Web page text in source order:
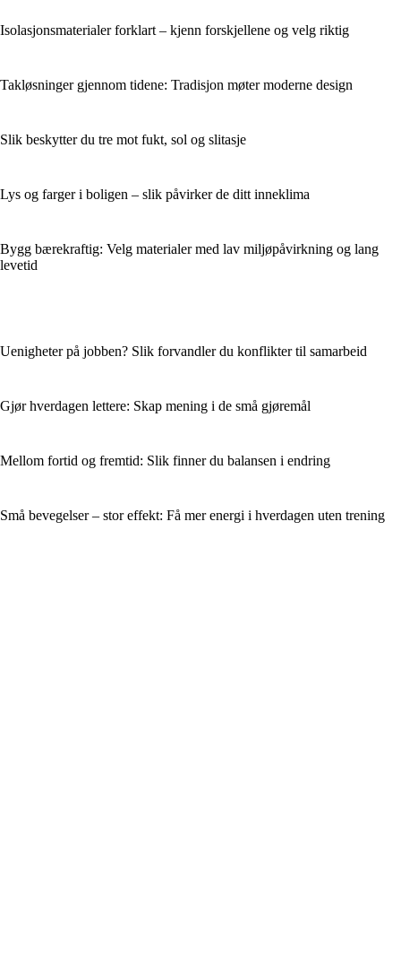
Isolasjonsmaterialer forklart – kjenn forskjellene og velg riktig
Takløsninger gjennom tidene: Tradisjon møter moderne design
Slik beskytter du tre mot fukt, sol og slitasje
Lys og farger i boligen – slik påvirker de ditt inneklima
Bygg bærekraftig: Velg materialer med lav miljøpåvirkning og lang
levetid
Uenigheter på jobben? Slik forvandler du konflikter til samarbeid
Gjør hverdagen lettere: Skap mening i de små gjøremål
Mellom fortid og fremtid: Slik finner du balansen i endring
Små bevegelser – stor effekt: Få mer energi i hverdagen uten trening